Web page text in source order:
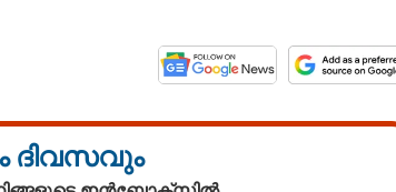
ദിവസവും